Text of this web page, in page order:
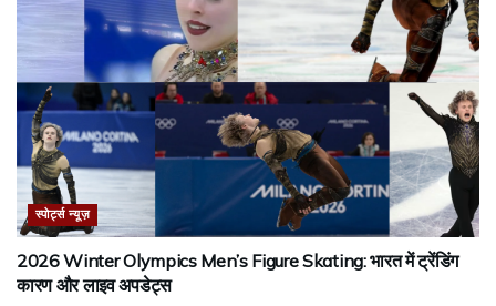
स्पोर्ट्स न्यूज़
2026 Winter Olympics Men’s Figure Skating: भारत में ट्रेंडिंग
कारण और लाइव अपडेट्स